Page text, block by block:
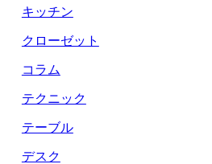
キッチン
クローゼット
コラム
テクニック
テーブル
デスク